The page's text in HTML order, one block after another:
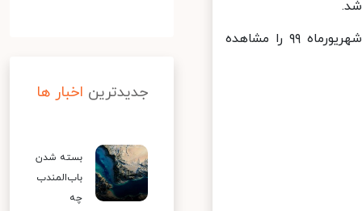
آخرین وضعیت قیمت‌ها در بازار طلا، سکه و ارز در صبح روز شنبه، ۲۹ شهریورماه ۹۹ را مشاهده
جدیدترین اخبار ها
بسته شدن
باب‌المندب
چه